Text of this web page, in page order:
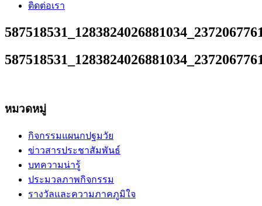
ติดต่อเรา
หมวดหมู่
กิจกรรมแผนกปฐมวัย
ข่าวสารประชาสัมพันธ์
บทความน่ารู้
ประมวลภาพกิจกรรม
รางวัลและความภาคภูมิใจ